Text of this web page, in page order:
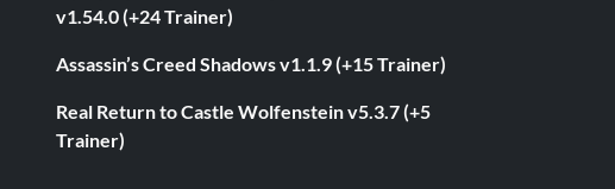
v1.54.0 (+24 Trainer)
Assassin’s Creed Shadows v1.1.9 (+15 Trainer)
Real Return to Castle Wolfenstein v5.3.7 (+5
Trainer)